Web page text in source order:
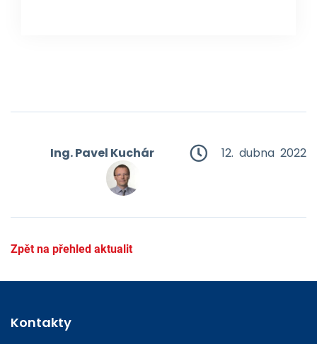
12. dubna 2022
Ing. Pavel Kuchár
Zpět na přehled aktualit
Kontakty